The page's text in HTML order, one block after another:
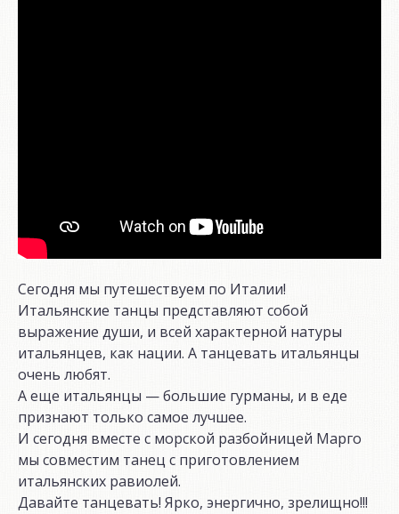
Сегодня мы путешествуем по Италии!
Итальянские танцы представляют собой
выражение души, и всей характерной натуры
итальянцев, как нации. А танцевать итальянцы
очень любят.
А еще итальянцы — большие гурманы, и в еде
признают только самое лучшее.
И сегодня вместе с морской разбойницей Марго
мы совместим танец с приготовлением
итальянских равиолей.
Давайте танцевать! Ярко, энергично, зрелищно!!!